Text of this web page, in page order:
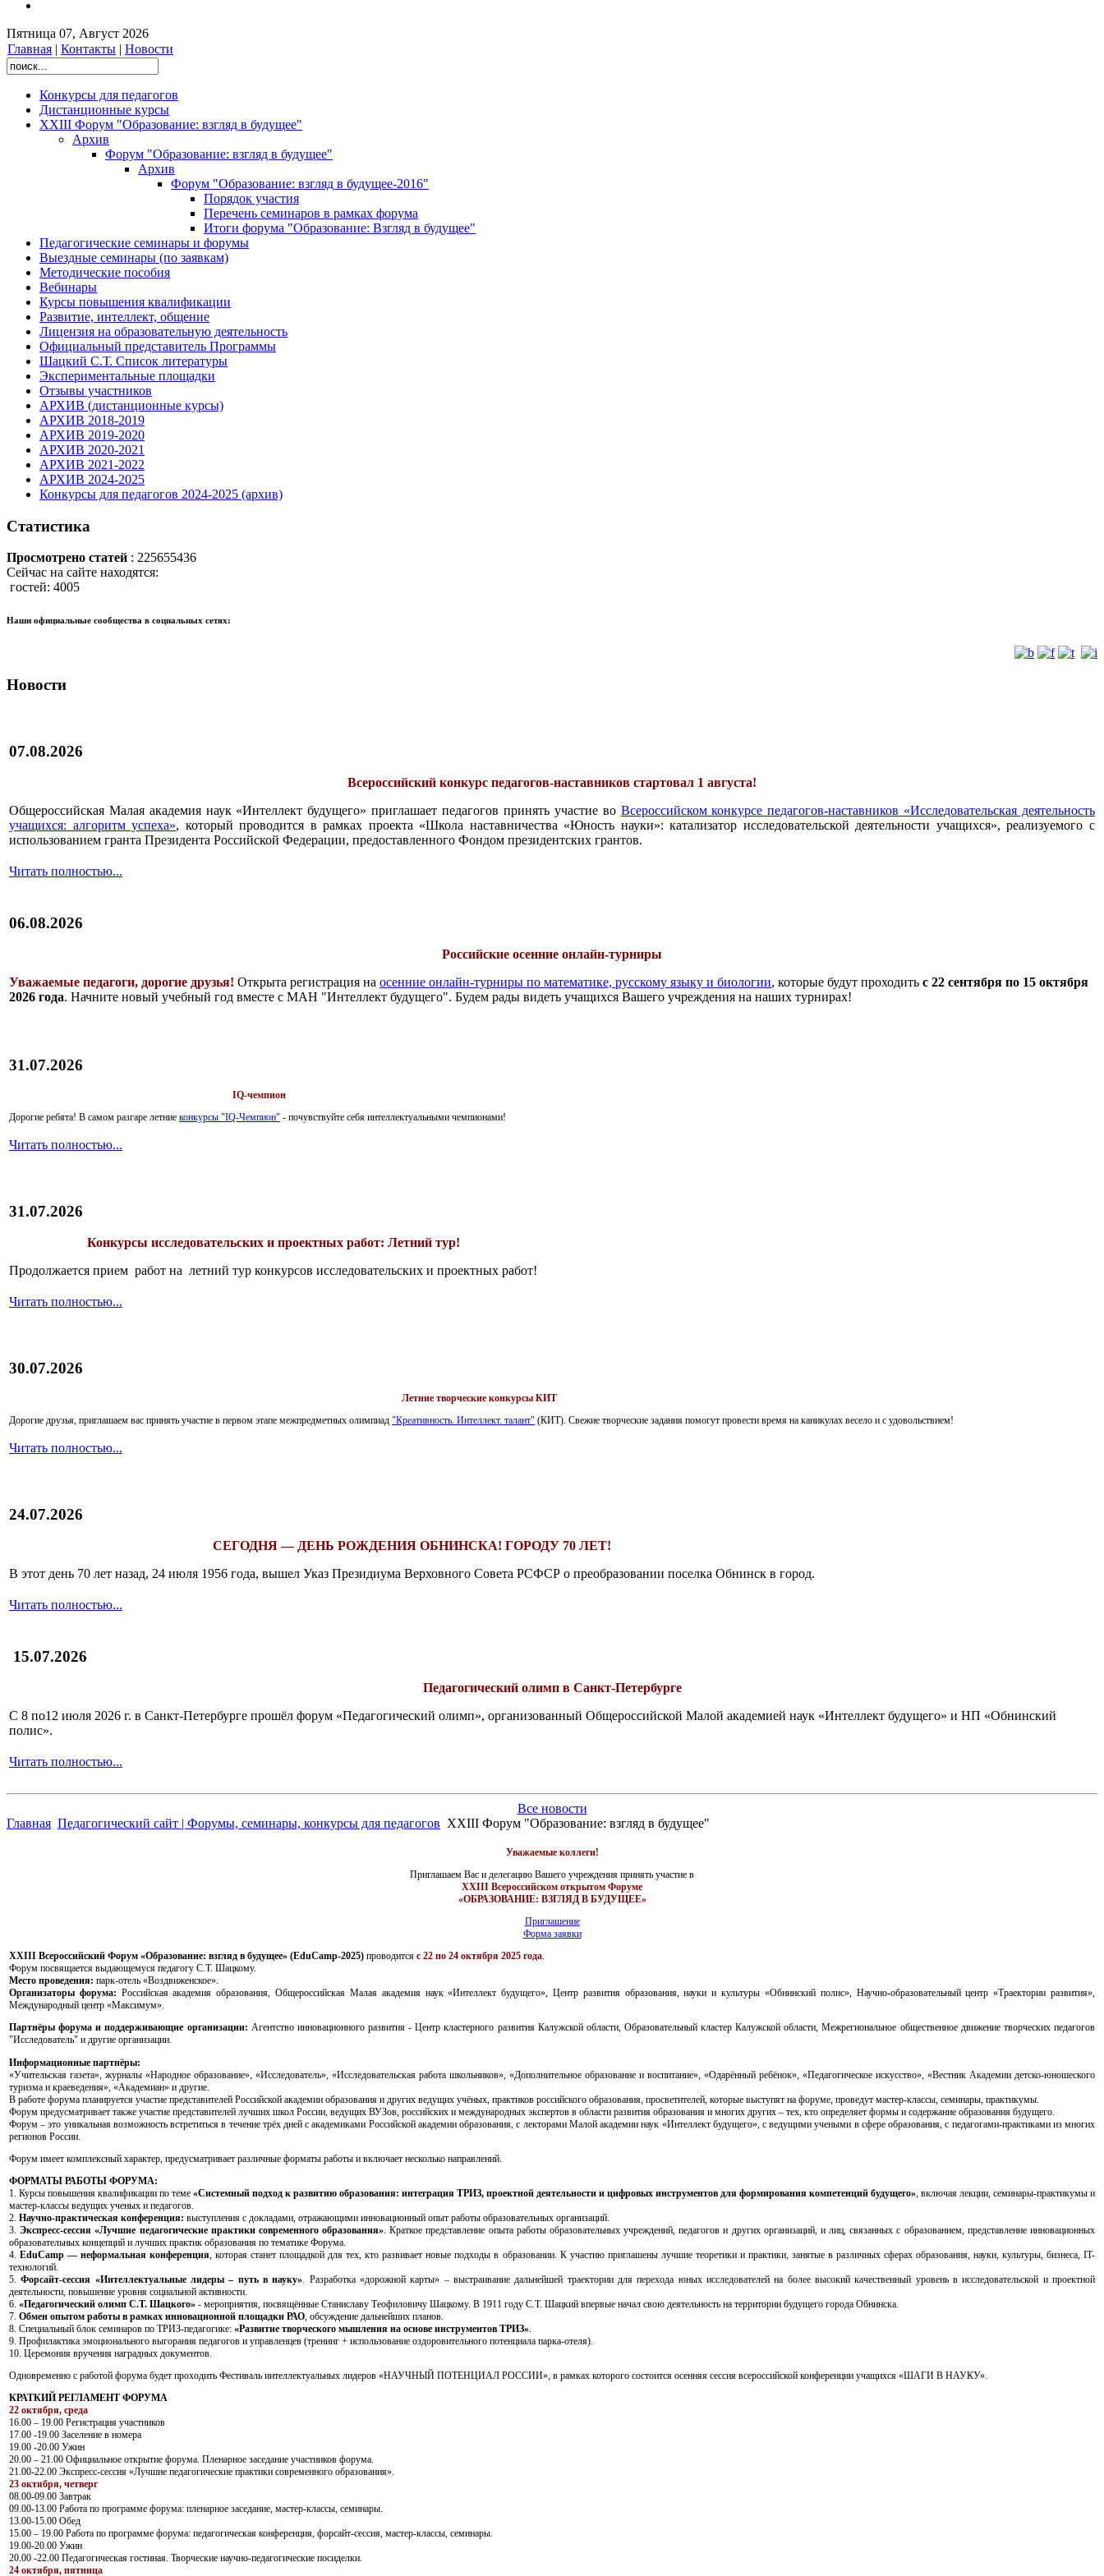
Пятница 07, Август 2026
Главная | Контакты | Новости
Конкурсы для педагогов
Дистанционные курсы
XXIII Форум "Образование: взгляд в будущее"
Архив
Форум "Образование: взгляд в будущее"
Архив
Форум "Образование: взгляд в будущее-2016"
Порядок участия
Перечень семинаров в рамках форума
Итоги форума "Образование: Взгляд в будущее"
Педагогические семинары и форумы
Выездные семинары (по заявкам)
Методические пособия
Вебинары
Курсы повышения квалификации
Развитие, интеллект, общение
Лицензия на образовательную деятельность
Официальный представитель Программы
Шацкий С.Т. Список литературы
Экспериментальные площадки
Отзывы участников
АРХИВ (дистанционные курсы)
АРХИВ 2018-2019
АРХИВ 2019-2020
АРХИВ 2020-2021
АРХИВ 2021-2022
АРХИВ 2024-2025
Конкурсы для педагогов 2024-2025 (архив)
Статистика
Просмотрено статей : 225655436
Сейчас на сайте находятся:
гостей: 4005
Наши официальные сообщества в социальных сетях:
Новости
07.08.2026
Всероссийский конкурс педагогов-наставников стартовал 1 августа!
Общероссийская Малая академия наук «Интеллект будущего» приглашает педагогов принять участие во Всероссийском конкурсе педагогов-наставников «Исследовательская деятельность
учащихся: алгоритм успеха», который проводится в рамках проекта «Школа наставничества «Юность науки»: катализатор исследовательской деятельности учащихся», реализуемого с
использованием гранта Президента Российской Федерации, предоставленного Фондом президентских грантов.
Читать полностью...
06.08.2026
Российские осенние онлайн-турниры
Уважаемые педагоги, дорогие друзья! Открыта регистрация на осенние онлайн-турниры по математике, русскому языку и биологии, которые будут проходить с 22 сентября по 15 октября
2026 года. Начните новый учебный год вместе с МАН "Интеллект будущего". Будем рады видеть учащихся Вашего учреждения на наших турнирах!
31.07.2026
IQ-чемпион
Дорогие ребята! В самом разгаре летние конкурсы "IQ-Чемпион" - почувствуйте себя интеллектуальными чемпионами!
Читать полностью...
31.07.2026
Конкурсы исследовательских и проектных работ: Летний тур!
Продолжается прием работ на летний тур конкурсов исследовательских и проектных работ!
Читать полностью...
30.07.2026
Летние творческие конкурсы КИТ
Дорогие друзья, приглашаем вас принять участие в первом этапе межпредметных олимпиад "Креативность. Интеллект. талант" (КИТ). Свежие творческие задания помогут провести время на каникулах весело и с удовольствием!
Читать полностью...
24.07.2026
СЕГОДНЯ — ДЕНЬ РОЖДЕНИЯ ОБНИНСКА! ГОРОДУ 70 ЛЕТ!
В этот день 70 лет назад, 24 июля 1956 года, вышел Указ Президиума Верховного Совета РСФСР о преобразовании поселка Обнинск в город.
Читать полностью...
15.07.2026
Педагогический олимп в Санкт-Петербурге
С 8 по12 июля 2026 г. в Санкт-Петербурге прошёл форум «Педагогический олимп», организованный Общероссийской Малой академией наук «Интеллект будущего» и НП «Обнинский
полис».
Читать полностью...
Все новости
Главная Педагогический сайт | Форумы, семинары, конкурсы для педагогов XXIII Форум "Образование: взгляд в будущее"
Уважаемые коллеги!
Приглашаем Вас и делегацию Вашего учреждения принять участие в
XXIII Всероссийском открытом Форуме
«ОБРАЗОВАНИЕ: ВЗГЛЯД В БУДУЩЕЕ»
Приглашение
Форма заявки
XXIII Всероссийский Форум «Образование: взгляд в будущее» (EduCamp-2025) проводится с 22 по 24 октября 2025 года.
Форум посвящается выдающемуся педагогу С.Т. Шацкому.
Место проведения: парк-отель «Воздвиженское».
Организаторы форума: Российская академия образования, Общероссийская Малая академия наук «Интеллект будущего», Центр развития образования, науки и культуры «Обнинский полис», Научно-образовательный центр «Траектории развития»,
Международный центр «Максимум».
Партнёры форума и поддерживающие организации: Агентство инновационного развития - Центр кластерного развития Калужской области, Образовательный кластер Калужской области, Межрегиональное общественное движение творческих педагогов
"Исследователь" и другие организации.
Информационные партнёры:
«Учительская газета», журналы «Народное образование», «Исследователь», «Исследовательская работа школьников», «Дополнительное образование и воспитание», «Одарённый ребёнок», «Педагогическое искусство», «Вестник Академии детско-юношеского
туризма и краеведения», «Академиан» и другие.
В работе форума планируется участие представителей Российской академии образования и других ведущих учёных, практиков российского образования, просветителей, которые выступят на форуме, проведут мастер-классы, семинары, практикумы.
Форум предусматривает также участие представителей лучших школ России, ведущих ВУЗов, российских и международных экспертов в области развития образования и многих других – тех, кто определяет формы и содержание образования будущего.
Форум – это уникальная возможность встретиться в течение трёх дней с академиками Российской академии образования, с лекторами Малой академии наук «Интеллект будущего», с ведущими учеными в сфере образования, с педагогами-практиками из многих
регионов России.
Форум имеет комплексный характер, предусматривает различные форматы работы и включает несколько направлений.
ФОРМАТЫ РАБОТЫ ФОРУМА:
1. Курсы повышения квалификации по теме «Системный подход к развитию образования: интеграция ТРИЗ, проектной деятельности и цифровых инструментов для формирования компетенций будущего», включая лекции, семинары-практикумы и
мастер-классы ведущих ученых и педагогов.
2. Научно-практическая конференция: выступления с докладами, отражающими инновационный опыт работы образовательных организаций.
3.Экспресс-сессия «Лучшие педагогические практики современного образования». Краткое представление опыта работы образовательных учреждений, педагогов и других организаций, и лиц, связанных с образованием, представление инновационных
образовательных концепций и лучших практик образования по тематике Форума.
4.EduCamp — неформальная конференция, которая станет площадкой для тех, кто развивает новые подходы в образовании. К участию приглашены лучшие теоретики и практики, занятые в различных сферах образования, науки, культуры, бизнеса, IT-
технологий.
5.Форсайт-сессия «Интеллектуальные лидеры – путь в науку». Разработка «дорожной карты» – выстраивание дальнейшей траектории для перехода юных исследователей на более высокий качественный уровень в исследовательской и проектной
деятельности, повышение уровня социальной активности.
6. «Педагогический олимп С.Т. Шацкого» - мероприятия, посвящённые Станиславу Теофиловичу Шацкому. В 1911 году С.Т. Шацкий впервые начал свою деятельность на территории будущего города Обнинска.
7. Обмен опытом работы в рамках инновационной площадки РАО, обсуждение дальнейших планов.
8. Специальный блок семинаров по ТРИЗ-педагогике: «Развитие творческого мышления на основе инструментов ТРИЗ».
9. Профилактика эмоционального выгорания педагогов и управленцев (тренинг + использование оздоровительного потенциала парка-отеля).
10. Церемония вручения наградных документов.
Одновременно с работой форума будет проходить Фестиваль интеллектуальных лидеров «НАУЧНЫЙ ПОТЕНЦИАЛ РОССИИ», в рамках которого состоится осенняя сессия всероссийской конференции учащихся «ШАГИ В НАУКУ».
КРАТКИЙ РЕГЛАМЕНТ ФОРУМА
22 октября, среда
16.00 – 19.00 Регистрация участников
17.00 -19.00 Заселение в номера
19.00 -20.00 Ужин
20.00 – 21.00 Официальное открытие форума. Пленарное заседание участников форума.
21.00-22.00 Экспресс-сессия «Лучшие педагогические практики современного образования».
23 октября, четверг
08.00-09.00 Завтрак
09.00-13.00 Работа по программе форума: пленарное заседание, мастер-классы, семинары.
13.00-15.00 Обед
15.00 – 19.00 Работа по программе форума: педагогическая конференция, форсайт-сессия, мастер-классы, семинары.
19.00-20.00 Ужин
20.00 -22.00 Педагогическая гостиная. Творческие научно-педагогические посиделки.
24 октября, пятница